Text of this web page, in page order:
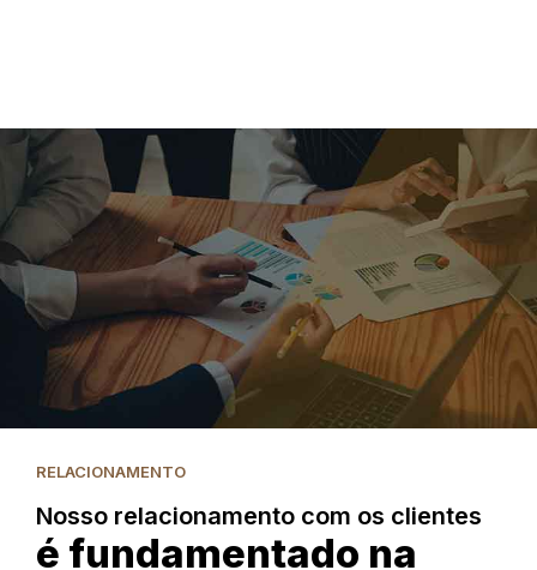
RELACIONAMENTO
Nosso relacionamento com os clientes
é fundamentado na